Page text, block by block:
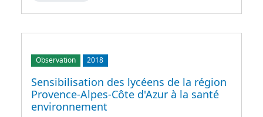
Observation 2018
Sensibilisation des lycéens de la région
Provence-Alpes-Côte d'Azur à la santé
environnement